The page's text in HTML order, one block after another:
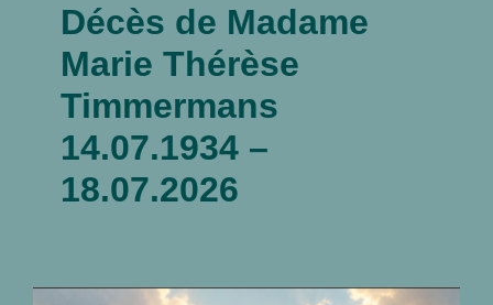
Décès de Madame
Marie Thérèse
Timmermans
14.07.1934 –
18.07.2026